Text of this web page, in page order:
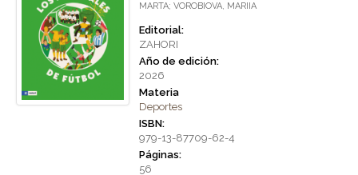
MARTA; VOROBIOVA, MARIIA
Editorial:
ZAHORI
Año de edición:
2026
Materia
Deportes
ISBN:
979-13-87709-62-4
Páginas:
56